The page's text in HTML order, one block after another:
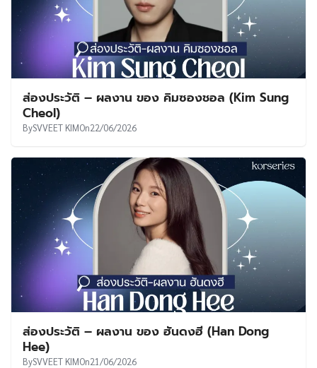
ส่องประวัติ – ผลงาน ของ คิมซองชอล (Kim Sung
Cheol)
BySVVEET KIMOn22/06/2026
ส่องประวัติ – ผลงาน ของ ฮันดงฮี (Han Dong
Hee)
BySVVEET KIMOn21/06/2026